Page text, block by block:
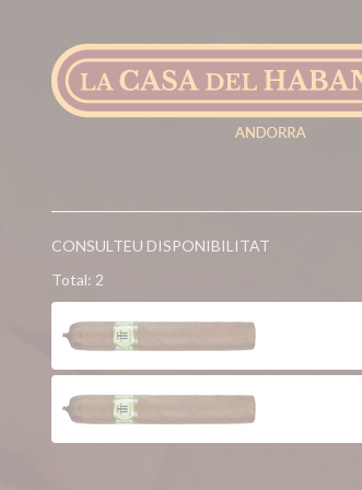
CONSULTEU DISPONIBILITAT
Total: 2